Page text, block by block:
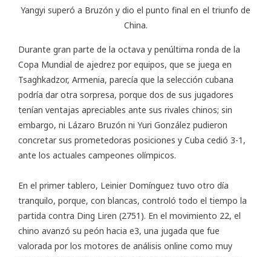
Yangyi superó a Bruzón y dio el punto final en el triunfo de
China.
Durante gran parte de la octava y penúltima ronda de la
Copa Mundial de ajedrez por equipos, que se juega en
Tsaghkadzor, Armenia, parecía que la selección cubana
podría dar otra sorpresa, porque dos de sus jugadores
tenían ventajas apreciables ante sus rivales chinos; sin
embargo, ni Lázaro Bruzón ni Yuri González pudieron
concretar sus prometedoras posiciones y Cuba cedió 3-1,
ante los actuales campeones olímpicos.
En el primer tablero, Leinier Domínguez tuvo otro día
tranquilo, porque, con blancas, controló todo el tiempo la
partida contra Ding Liren (2751). En el movimiento 22, el
chino avanzó su peón hacia e3, una jugada que fue
valorada por los motores de análisis online como muy